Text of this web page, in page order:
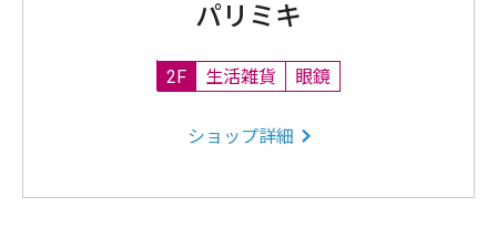
パリミキ
2F 生活雑貨 眼鏡
ショップ詳細